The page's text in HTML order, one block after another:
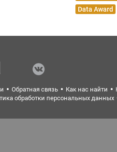
Data Award
Обратная связь Как нас найти
обработки персональных данных